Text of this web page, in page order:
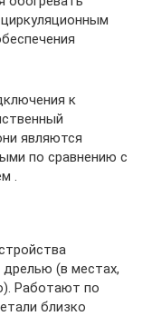
к
являются
по сравнению с
.
(в местах,
Работают по
близко